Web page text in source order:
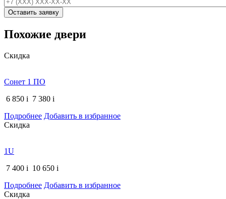
Похожие двери
Скидка
Сонет 1 ПО
6 850 i 7 380 i
Подробнее Добавить в избранное
Скидка
1U
7 400 i 10 650 i
Подробнее Добавить в избранное
Скидка